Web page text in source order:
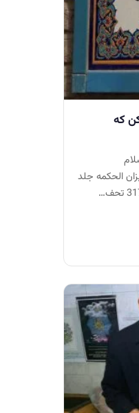
كه
الحكمه جلد